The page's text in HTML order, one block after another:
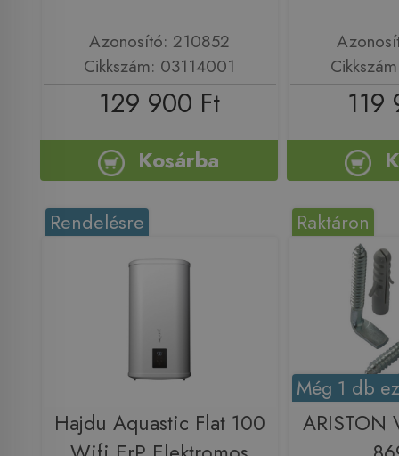
Azonosító: 210852
Cikkszám: 03114001
129 900 Ft
Kosárba
119
Rendelésre
Hajdu Aquastic Flat 100
Raktáron
Még 1 db
ARISTON